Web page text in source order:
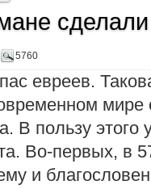
5760
евреев.
мире
В пользу этого
Во-первых, в
и